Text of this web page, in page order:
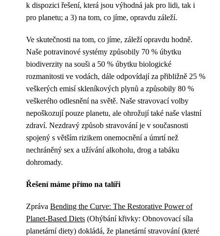
k dispozici řešení, která jsou výhodná jak pro lidi, tak i
pro planetu; a 3) na tom, co jíme, opravdu záleží.
Ve skutečnosti na tom, co jíme, záleží opravdu hodně.
Naše potravinové systémy způsobily 70 % úbytku
biodiverzity na souši a 50 % úbytku biologické
rozmanitosti ve vodách, dále odpovídají za přibližně 25 %
veškerých emisí skleníkových plynů a způsobily 80 %
veškerého odlesnění na světě. Naše stravovací volby
nepoškozují pouze planetu, ale ohrožují také naše vlastní
zdraví. Nezdravý způsob stravování je v současnosti
spojený s větším rizikem onemocnění a úmrtí než
nechráněný sex a užívání alkoholu, drog a tabáku
dohromady.
Řešení máme přímo na talíři
Zpráva Bending the Curve: The Restorative Power of
Planet-Based Diets (Ohýbání křivky: Obnovovací síla
planetární diety) dokládá, že planetární stravování (které